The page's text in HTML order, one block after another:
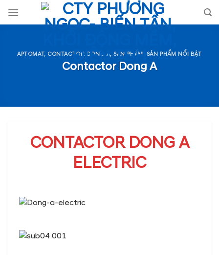
APTOMAT, CONTACTOR DONG A,SẢN PHẨM SẢN PHẨM NỔI BẬT
Contactor Dong A
CONTACTOR DONG A
ELECTRIC